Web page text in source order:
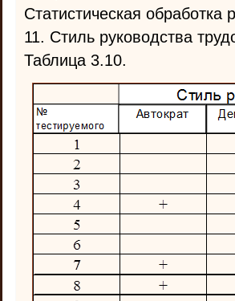
Статистическая обработка
11. Стиль руководства
Таблица 3.10.